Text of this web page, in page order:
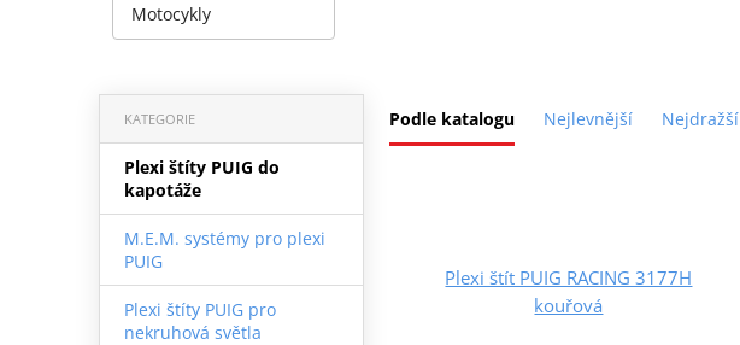
Podle katalogu Nejlevnější Nejdražší
KATEGORIE
Plexi štíty PUIG do
kapotáže
M.E.M. systémy pro plexi
PUIG
Plexi štíty PUIG pro
nekruhová světla
Plexi štít PUIG RACING 3177H
kouřová
Motocykly